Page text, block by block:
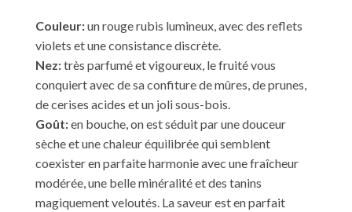
Couleur:un rouge rubis lumineux, avec des reflets
violets et une consistance discrète.
Nez:très parfumé et vigoureux, le fruité vous
conquiert avec de sa confiture de mûres, de prunes,
de cerises acides et un joli sous-bois.
Goût:en bouche, on est séduit par une douceur
sèche et une chaleur équilibrée qui semblent
coexister en parfaite harmonie avec une fraîcheur
modérée, une belle minéralité et des tanins
magiquement veloutés. La saveur est en parfait